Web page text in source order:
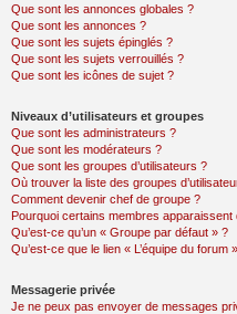
Que sont les annonces globales ?
Que sont les annonces ?
Que sont les sujets épinglés ?
Que sont les sujets verrouillés ?
Que sont les icônes de sujet ?
Niveaux d’utilisateurs et groupes
Que sont les administrateurs ?
Que sont les modérateurs ?
Que sont les groupes d’utilisateurs ?
Où trouver la liste des groupes
Comment devenir chef de groupe ?
Pourquoi certains membres
Qu’est-ce qu’un « Groupe par défaut » ?
Qu’est-ce que le lien « L’équipe du forum
Messagerie privée
Je ne peux pas envoyer de messages